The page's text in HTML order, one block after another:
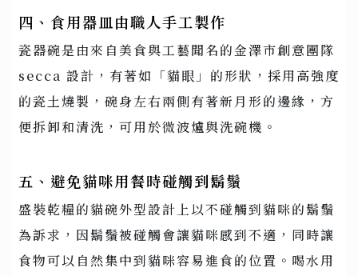
四、食用器皿由職人手工製作
瓷器碗是由來自美食與工藝聞名的金澤市創意團隊
secca 設計，有著如「貓眼」的形狀，採用高強度
的瓷土燒製，碗身左右兩側有著新月形的邊緣，方
便拆卸和清洗，可用於微波爐與洗碗機。
五、避免貓咪用餐時碰觸到鬍鬚
盛裝乾糧的貓碗外型設計上以不碰觸到貓咪的鬍鬚
為訴求，因鬍鬚被碰觸會讓貓咪感到不適，同時讓
食物可以自然集中到貓咪容易進食的位置。喝水用